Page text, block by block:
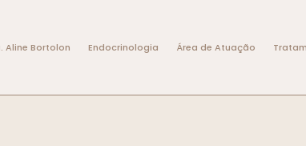
Aline Bortolon Endocrinologia Área de Atuação